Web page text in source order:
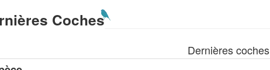
Coches
Dernières coches